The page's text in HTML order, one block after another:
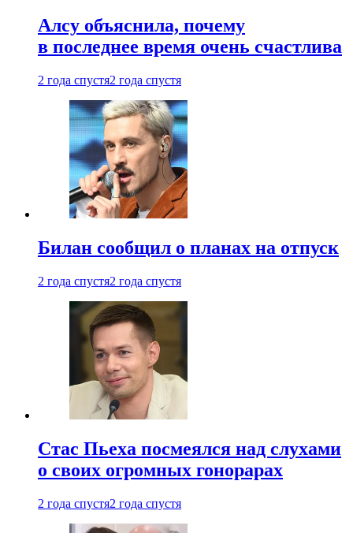
Алсу объяснила, почему
в последнее время очень счастлива
2 года спустя2 года спустя
Билан сообщил о планах на отпуск
2 года спустя2 года спустя
Стас Пьеха посмеялся над слухами
о своих огромных гонорарах
2 года спустя2 года спустя